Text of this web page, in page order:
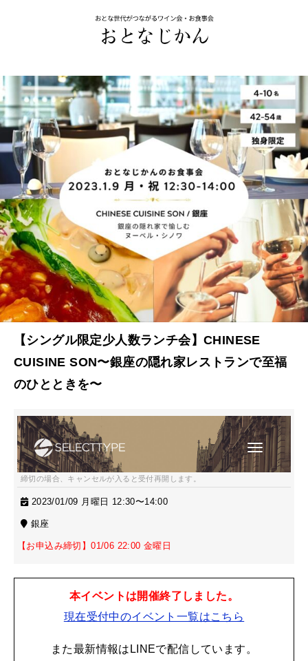
【シングル限定少人数ランチ会】CHINESE
CUISINE SON〜銀座の隠れ家レストランで至福
のひとときを〜
締切の場合、キャンセルが入ると受付再開します。
2023/01/09 月曜日 12:30〜14:00
銀座
【お申込み締切】01/06 22:00 金曜日
本イベントは開催終了しました。
現在受付中のイベント一覧はこちら
また最新情報はLINEで配信しています。